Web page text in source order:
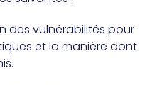
des vulnérabilités pour
et la manière dont